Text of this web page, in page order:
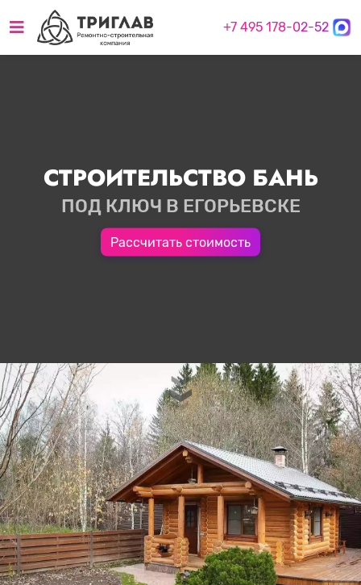
+7 495 178-02-52
СТРОИТЕЛЬСТВО БАНЬ
ПОД КЛЮЧ В ЕГОРЬЕВСКЕ
Рассчитать стоимость